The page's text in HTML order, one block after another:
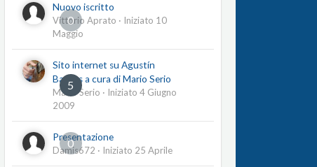
0
Nuovo iscritto
Vittorio Aprato · Iniziato 10
Maggio
5
Sito internet su Agustín
Barrios a cura di Mario Serio
Mario Serio · Iniziato 4 Giugno
2009
0
Presentazione
Damis672 · Iniziato 25 Aprile